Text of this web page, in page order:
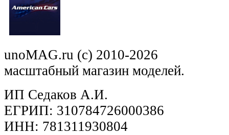
unoMAG.ru (c) 2010-2026
масштабный магазин моделей.
ИП Седаков А.И.
ЕГРИП: 310784726000386
ИНН: 781311930804